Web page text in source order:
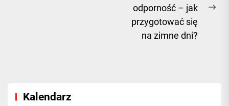
odporność – jak
przygotować się
na zimne dni?
Kalendarz